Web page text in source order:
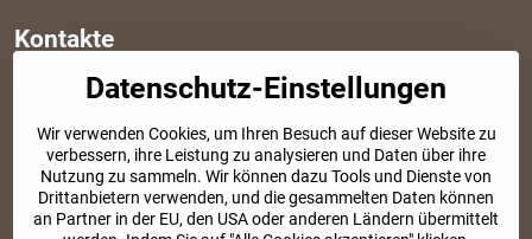
Kontakte
info​@modischesachen​.de
+421 917 917 801
Tel. Kundenservice von 8:30 bis 15:00
SOZIALE NETZWERKE
Datenschutz-Einstellungen
Wir verwenden Cookies, um Ihren Besuch auf dieser Website zu
verbessern, ihre Leistung zu analysieren und Daten über ihre
Nutzung zu sammeln. Wir können dazu Tools und Dienste von
Drittanbietern verwenden, und die gesammelten Daten können
an Partner in der EU, den USA oder anderen Ländern übermittelt